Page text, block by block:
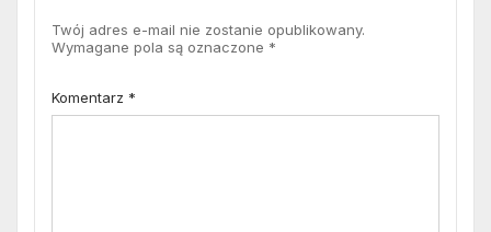
Twój adres e-mail nie zostanie opublikowany.
Wymagane pola są oznaczone *
Komentarz *